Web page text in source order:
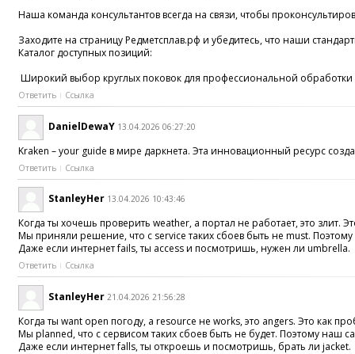
Наша команда консультантов всегда на связи, чтобы
Заходите на страницу Редметсплав.рф и убедитесь, что наши
Каталог доступных позиций:
Широкий выбор круглых поковок для профессиональной обработки
Ответить Ссылка
DanielDewaY 13.04.2026 06:27:20
Kraken – your guide в мире даркнета. Эта инновационный ресурс
Ответить Ссылка
StanleyHer 13.04.2026 10:43:46
Когда ты хочешь проверить weather, а портал не работает, это злит.
Мы приняли решение, что с service таких сбоев быть не must.
Даже если интернет fails, ты access и посмотришь, нужен ли umbrella.
Ответить Ссылка
StanleyHer 21.04.2026 21:56:28
Когда ты want open погоду, а resource не works, это angers. Это как
Мы planned, что с сервисом таких сбоев быть не будет. Поэтому наш
Даже если интернет falls, ты откроешь и посмотришь, брать ли jacket.